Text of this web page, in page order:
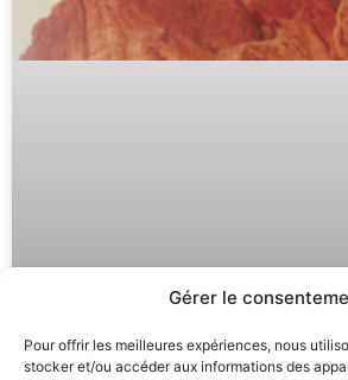
Gérer le
Pour offrir les meilleures expériences, nous
stocker et/ou accéder aux informations des